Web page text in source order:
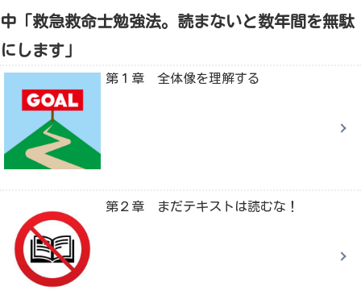
中「救急救命士勉強法。読まないと数年間を無駄
にします」
第１章 全体像を理解する
第２章 まだテキストは読むな！